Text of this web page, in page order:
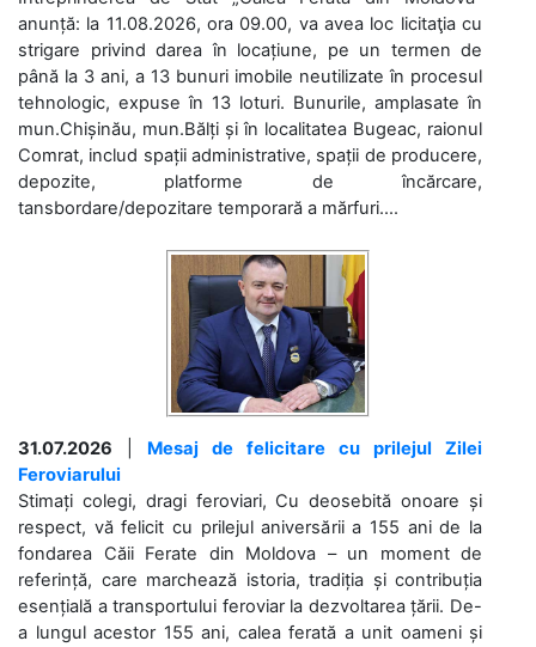
anunță: la 11.08.2026, ora 09.00, va avea loc licitaţia cu
strigare privind darea în locațiune, pe un termen de
până la 3 ani, a 13 bunuri imobile neutilizate în procesul
tehnologic, expuse în 13 loturi. Bunurile, amplasate în
mun.Chișinău, mun.Bălți și în localitatea Bugeac, raionul
Comrat, includ spații administrative, spații de producere,
depozite, platforme de încărcare,
tansbordare/depozitare temporară a mărfuri....
31.07.2026
Mesaj de felicitare cu prilejul Zilei
Feroviarului
Stimați colegi, dragi feroviari, Cu deosebită onoare și
respect, vă felicit cu prilejul aniversării a 155 ani de la
fondarea Căii Ferate din Moldova – un moment de
referință, care marchează istoria, tradiția și contribuția
esențială a transportului feroviar la dezvoltarea țării. De-
a lungul acestor 155 ani, calea ferată a unit oameni și